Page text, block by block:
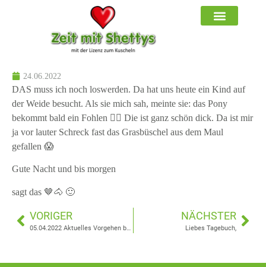
24.06.2022
DAS muss ich noch loswerden. Da hat uns heute ein Kind auf
der Weide besucht. Als sie mich sah, meinte sie: das Pony
bekommt bald ein Fohlen ☝🏼 Die ist ganz schön dick. Da ist mir
ja vor lauter Schreck fast das Grasbüschel aus dem Maul
gefallen 😱
Gute Nacht und bis morgen
sagt das 🤎🐴 🙂
VORIGER
05.04.2022 Aktuelles Vorgehen bei der Lizenz zum Kuscheln
NÄCHSTER
Liebes Tagebuch,